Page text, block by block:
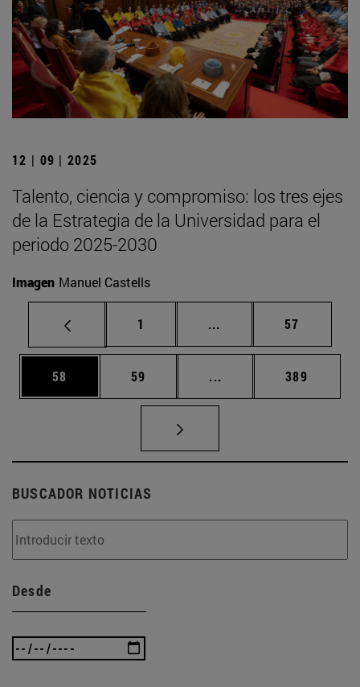
12 | 09 | 2025
Talento, ciencia y compromiso: los tres ejes
de la Estrategia de la Universidad para el
periodo 2025-2030
Imagen Manuel Castells
Página
1 ... Páginas intermedias
Página
57
Página
58 Página
59 ... Páginas intermedias
Página
389
BUSCADOR NOTICIAS
Desde